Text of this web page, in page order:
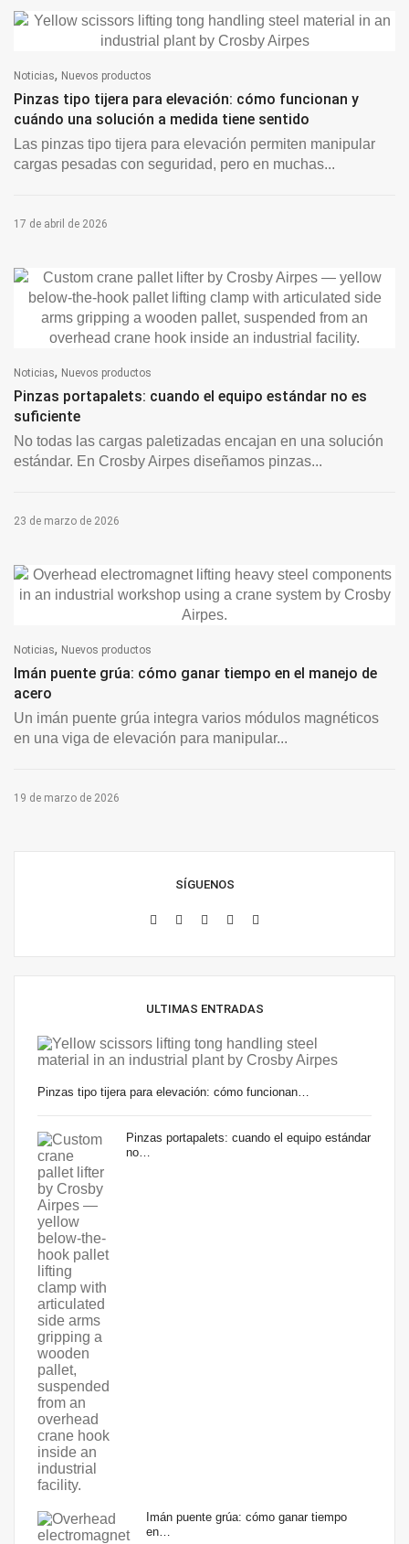
Noticias, Nuevos productos
Pinzas tipo tijera para elevación: cómo funcionan y
cuándo una solución a medida tiene sentido
Las pinzas tipo tijera para elevación permiten manipular
cargas pesadas con seguridad, pero en muchas...
17 de abril de 2026
Noticias, Nuevos productos
Pinzas portapalets: cuando el equipo estándar no es
suficiente
No todas las cargas paletizadas encajan en una solución
estándar. En Crosby Airpes diseñamos pinzas...
23 de marzo de 2026
Noticias, Nuevos productos
Imán puente grúa: cómo ganar tiempo en el manejo de
acero
Un imán puente grúa integra varios módulos magnéticos
en una viga de elevación para manipular...
19 de marzo de 2026
SÍGUENOS
ULTIMAS ENTRADAS
Pinzas tipo tijera para elevación: cómo funcionan…
Pinzas portapalets: cuando el equipo estándar
no…
Imán puente grúa: cómo ganar tiempo
en…